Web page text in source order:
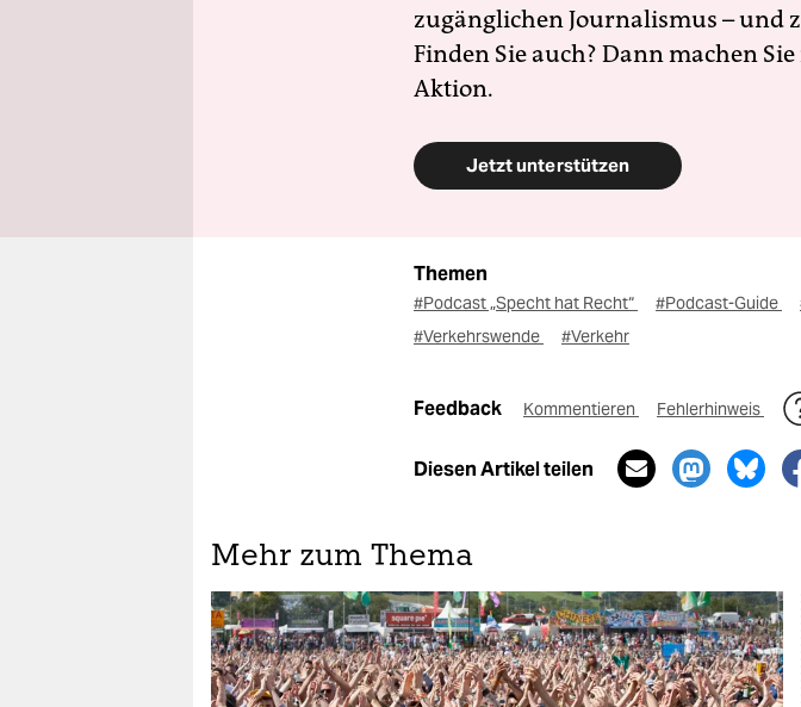
zugänglichen Journalismus – und
Finden Sie auch? Dann machen
Aktion.
Jetzt unterstützen
Themen
#Podcast „Specht hat Recht“ #Podcast-Guide
#Verkehrswende
#Verkehr
Feedback Kommentieren Fehlerhinweis
Diesen Artikel teilen
Mehr zum Thema